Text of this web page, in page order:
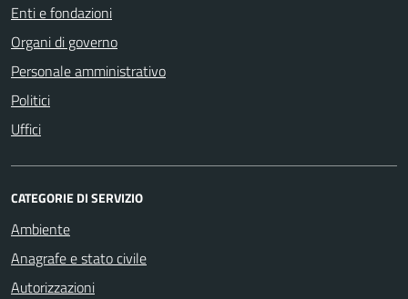
Enti e fondazioni
Organi di governo
Personale amministrativo
Politici
Uffici
CATEGORIE DI SERVIZIO
Ambiente
Anagrafe e stato civile
Autorizzazioni